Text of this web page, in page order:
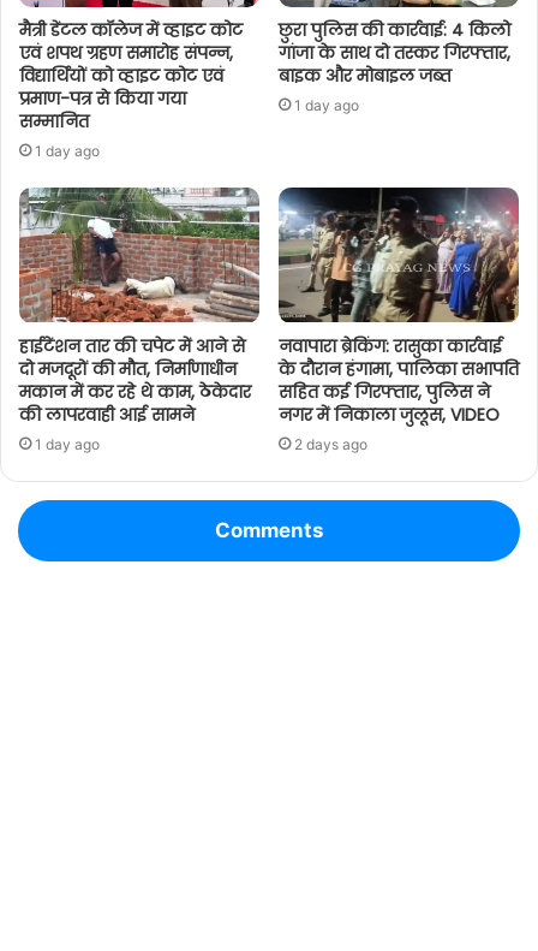
मैत्री डेंटल कॉलेज में व्हाइट कोट
एवं शपथ ग्रहण समारोह संपन्न,
विद्यार्थियों को व्हाइट कोट एवं
प्रमाण-पत्र से किया गया
सम्मानित
1 day ago
छुरा पुलिस की कार्रवाई: 4 किलो
गांजा के साथ दो तस्कर गिरफ्तार,
बाइक और मोबाइल जब्त
1 day ago
हाईटेंशन तार की चपेट में आने से
दो मजदूरों की मौत, निर्माणाधीन
मकान में कर रहे थे काम, ठेकेदार
की लापरवाही आई सामने
1 day ago
नवापारा ब्रेकिंग: रासुका कार्रवाई
के दौरान हंगामा, पालिका सभापति
सहित कई गिरफ्तार, पुलिस ने
नगर में निकाला जुलूस, VIDEO
2 days ago
Comments